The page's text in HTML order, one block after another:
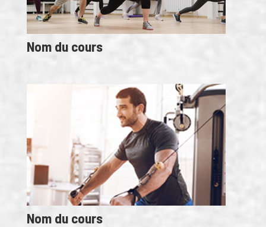
Nom du cours
Nom du cours